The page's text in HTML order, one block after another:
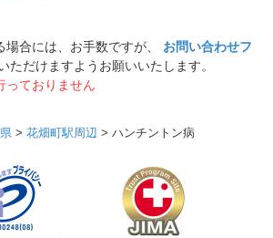
合には、お手数ですが、 お問い合わせフ
ただけますようお願いいたします。
ておりません
> 花畑町駅周辺 > ハンチントン病